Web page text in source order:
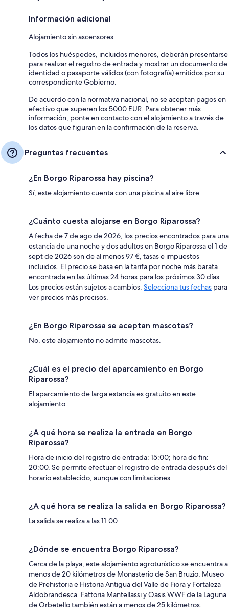
Información adicional
Alojamiento sin ascensores
Todos los huéspedes, incluidos menores, deberán presentarse
para realizar el registro de entrada y mostrar un documento de
identidad o pasaporte válidos (con fotografía) emitidos por su
correspondiente Gobierno.
De acuerdo con la normativa nacional, no se aceptan pagos en
efectivo que superen los 5000 EUR. Para obtener más
información, ponte en contacto con el alojamiento a través de
los datos que figuran en la confirmación de la reserva.
Preguntas frecuentes
¿En Borgo Riparossa hay piscina?
Sí, este alojamiento cuenta con una piscina al aire libre.
¿Cuánto cuesta alojarse en Borgo Riparossa?
A fecha de 7 de ago de 2026, los precios encontrados para una
estancia de una noche y dos adultos en Borgo Riparossa el 1 de
sept de 2026 son de al menos 97 €, tasas e impuestos
incluidos. El precio se basa en la tarifa por noche más barata
encontrada en las últimas 24 horas para los próximos 30 días.
Los precios están sujetos a cambios. Selecciona tus fechas para
ver precios más precisos.
¿En Borgo Riparossa se aceptan mascotas?
No, este alojamiento no admite mascotas.
¿Cuál es el precio del aparcamiento en Borgo
Riparossa?
El aparcamiento de larga estancia es gratuito en este
alojamiento.
¿A qué hora se realiza la entrada en Borgo
Riparossa?
Hora de inicio del registro de entrada: 15:00; hora de fin:
20:00. Se permite efectuar el registro de entrada después del
horario establecido, aunque con limitaciones.
¿A qué hora se realiza la salida en Borgo Riparossa?
La salida se realiza a las 11:00.
¿Dónde se encuentra Borgo Riparossa?
Cerca de la playa, este alojamiento agroturístico se encuentra a
menos de 20 kilómetros de Monasterio de San Bruzio, Museo
de Prehistoria e Historia Antigua del Valle de Fiora y Fortaleza
Aldobrandesca. Fattoria Mantellassi y Oasis WWF de la Laguna
de Orbetello también están a menos de 25 kilómetros.